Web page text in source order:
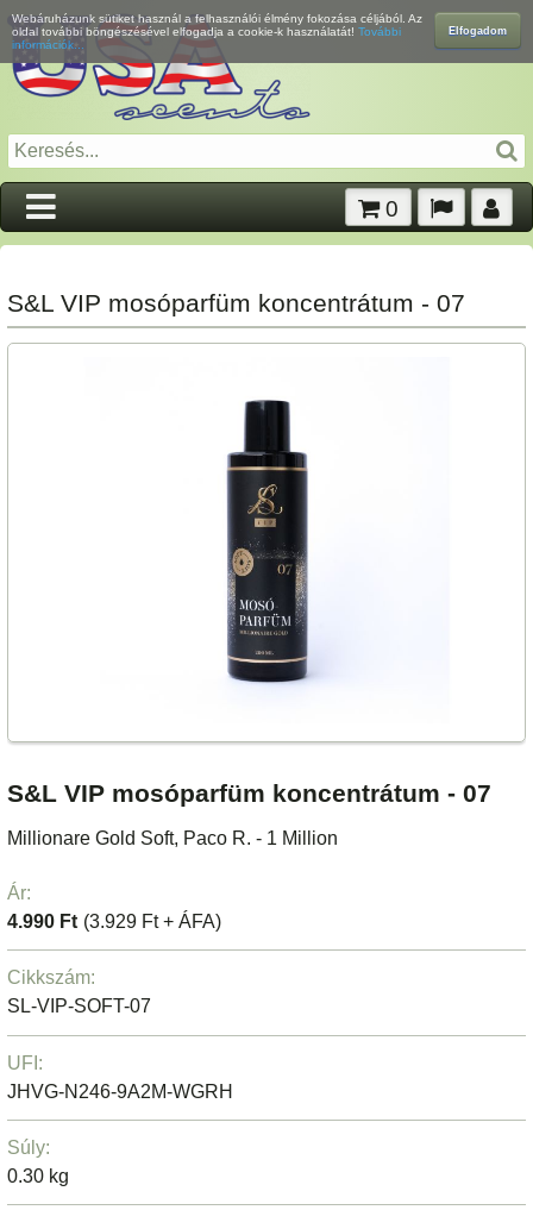
Elfogadom
Webáruházunk sütiket használ a felhasználói élmény fokozása céljából. Az
oldal további böngészésével elfogadja a cookie-k használatát! További
információk...
0
S&L VIP mosóparfüm koncentrátum - 07
S&L VIP mosóparfüm koncentrátum - 07
Millionare Gold Soft, Paco R. - 1 Million
Ár:
4.990 Ft (3.929 Ft + ÁFA)
Cikkszám:
SL-VIP-SOFT-07
UFI:
JHVG-N246-9A2M-WGRH
Súly:
0.30 kg